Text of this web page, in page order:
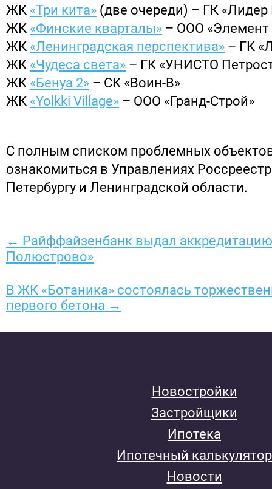
ЖК «Три кита» (две очереди) – ГК «Лидер
ЖК «Финские кварталы» – ООО «Элемент
ЖК «Ленинградская перспектива» – ГК
ЖК «Чудеса света» – ГК «УНИСТО
ЖК «Бенуа 2» – СК «Воин-В»
ЖК «Yolkki Village» – ООО «Гранд-Строй»
С полным списком проблемных
ознакомиться в Управлениях
Петербургу и Ленинградской области.
← Райффайзенбанк выдал
Полюстрово»
В ЖК «Ботаника» состоялась
первого бетона →
Новостройки
Застройщики
Ипотека
Ипотечный калькулятор
Новости